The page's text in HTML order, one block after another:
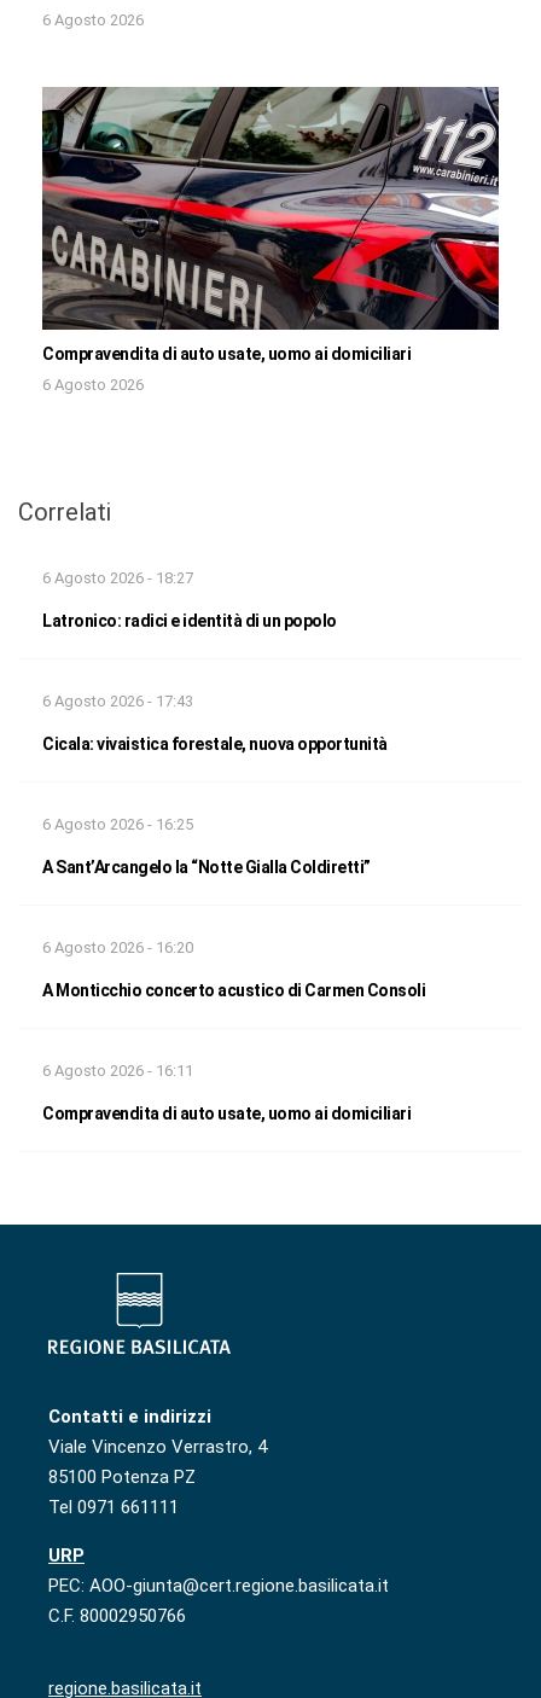
6 Agosto 2026
Compravendita di auto usate, uomo ai domiciliari
6 Agosto 2026
Correlati
6 Agosto 2026 - 18:27
Latronico: radici e identità di un popolo
6 Agosto 2026 - 17:43
Cicala: vivaistica forestale, nuova opportunità
6 Agosto 2026 - 16:25
A Sant’Arcangelo la “Notte Gialla Coldiretti”
6 Agosto 2026 - 16:20
A Monticchio concerto acustico di Carmen Consoli
6 Agosto 2026 - 16:11
Compravendita di auto usate, uomo ai domiciliari
Contatti e indirizzi
Viale Vincenzo Verrastro, 4
85100 Potenza PZ
Tel 0971 661111
URP
PEC: AOO-giunta@cert.regione.basilicata.it
C.F. 80002950766
regione.basilicata.it